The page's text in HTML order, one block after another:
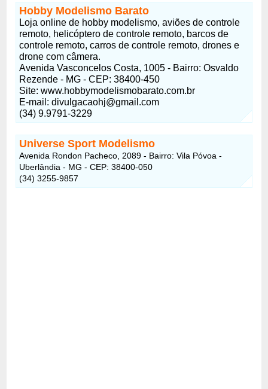
Hobby Modelismo Barato
Loja online de hobby modelismo, aviões de controle
remoto, helicóptero de controle remoto, barcos de
controle remoto, carros de controle remoto, drones e
drone com câmera.
Avenida Vasconcelos Costa, 1005 - Bairro: Osvaldo
Rezende - MG - CEP: 38400-450
Site: www.hobbymodelismobarato.com.br
E-mail: divulgacaohj@gmail.com
(34) 9.9791-3229
Universe Sport Modelismo
Avenida Rondon Pacheco, 2089 - Bairro: Vila Póvoa -
Uberlândia - MG - CEP: 38400-050
(34) 3255-9857